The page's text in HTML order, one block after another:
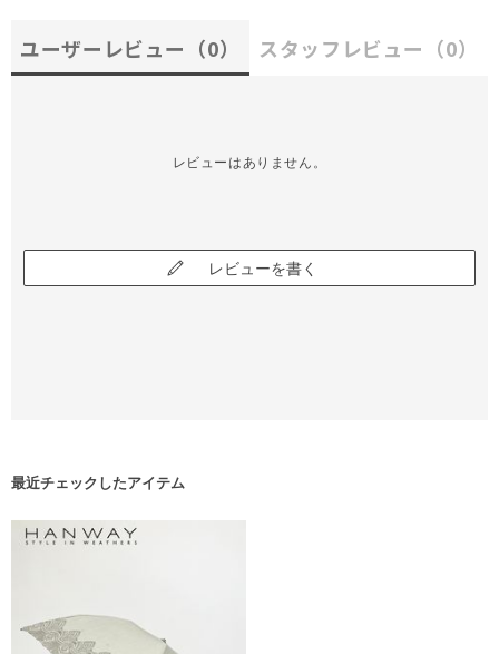
ユーザーレビュー （0） スタッフレビュー （0）
レビューはありません。
レビューを書く
最近チェックしたアイテム